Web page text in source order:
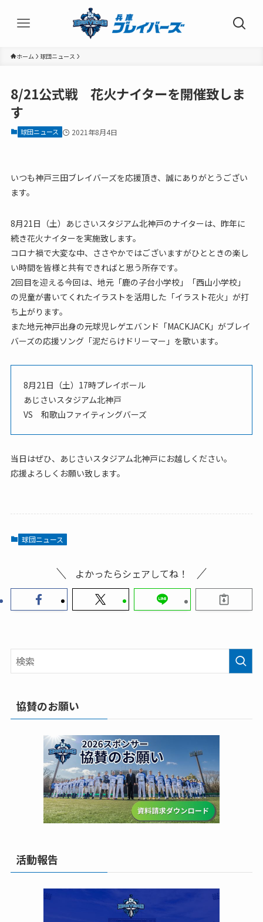
ホーム 球団ニュース
8/21公式戦 花火ナイターを開催致しま
す
球団ニュース 2021年8月4日
いつも神戸三田ブレイバーズを応援頂き、誠にありがとうござい
ます。
8月21日（土）あじさいスタジアム北神戸のナイターは、昨年に
続き花火ナイターを実施致します。
コロナ禍で大変な中、ささやかではございますがひとときの楽し
い時間を皆様と共有できればと思う所存です。
2回目を迎える今回は、地元「鹿の子台小学校」「西山小学校」
の児童が書いてくれたイラストを活用した「イラスト花火」が打
ち上がります。
また地元神戸出身の元球児レゲエバンド「MACKJACK」がブレイ
バーズの応援ソング「泥だらけドリーマー」を歌います。
8月21日（土）17時プレイボール
あじさいスタジアム北神戸
VS 和歌山ファイティングバーズ
当日はぜひ、あじさいスタジアム北神戸にお越しください。
応援よろしくお願い致します。
球団ニュース
よかったらシェアしてね！
協賛のお願い
活動報告